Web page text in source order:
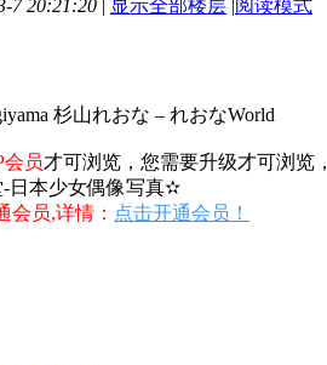
7 20:21:20 | 显示全部楼层 |阅读模式
杉山れおな – れおなWorld
会员才可浏览，您需要升级才可浏览，
日本少女偶像写真✫
会员,详情： 点击开通会员！